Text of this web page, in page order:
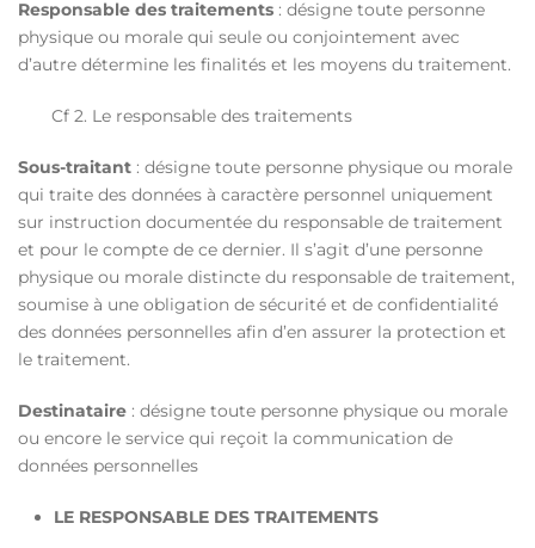
Responsable des traitements : désigne toute personne
physique ou morale qui seule ou conjointement avec
d’autre détermine les finalités et les moyens du traitement.
Cf 2. Le responsable des traitements
Sous-traitant : désigne toute personne physique ou morale
qui traite des données à caractère personnel uniquement
sur instruction documentée du responsable de traitement
et pour le compte de ce dernier. Il s’agit d’une personne
physique ou morale distincte du responsable de traitement,
soumise à une obligation de sécurité et de confidentialité
des données personnelles afin d’en assurer la protection et
le traitement.
Destinataire : désigne toute personne physique ou morale
ou encore le service qui reçoit la communication de
données personnelles
LE RESPONSABLE DES TRAITEMENTS